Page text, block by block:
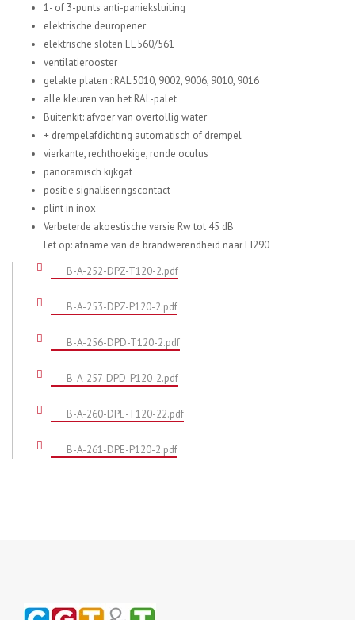
1- of 3-punts anti-panieksluiting
elektrische deuropener
elektrische sloten EL 560/561
ventilatierooster
gelakte platen : RAL 5010, 9002, 9006, 9010, 9016
alle kleuren van het RAL-palet
Buitenkit: afvoer van overtollig water
+ drempelafdichting automatisch of drempel
vierkante, rechthoekige, ronde oculus
panoramisch kijkgat
positie signaliseringscontact
plint in inox
Verbeterde akoestische versie Rw tot 45 dB
Let op: afname van de brandwerendheid naar EI290
B-A-252-DPZ-T120-2.pdf
B-A-253-DPZ-P120-2.pdf
B-A-256-DPD-T120-2.pdf
B-A-257-DPD-P120-2.pdf
B-A-260-DPE-T120-22.pdf
B-A-261-DPE-P120-2.pdf